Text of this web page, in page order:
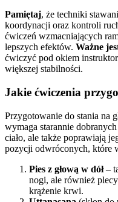
Pamiętaj, że techniki
koordynacji oraz kontroli
ćwiczeń wzmacniających
lepszych efektów. Ważne
ćwiczyć pod okiem
większej stabilności.
Jakie ćwiczenia
Przygotowanie do stania na
wymaga starannie
ciało, ale także poprawiają
pozycji odwróconych, które
Pies z głową w dół–
nogi, ale również
krążenie krwi.